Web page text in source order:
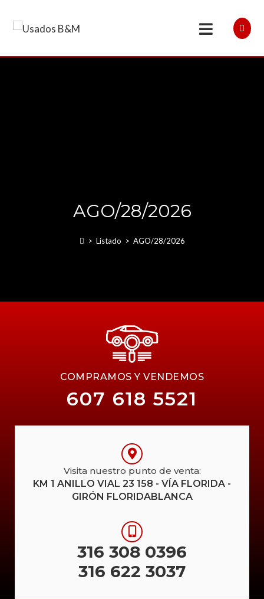
AGO/28/2026
> Listado > AGO/28/2026
COMPRAMOS Y VENDEMOS
607 618 5521
Visita nuestro punto de venta:
KM 1 ANILLO VIAL 23 158 - VÍA FLORIDA -
GIRÓN FLORIDABLANCA
316 308 0396
316 622 3037